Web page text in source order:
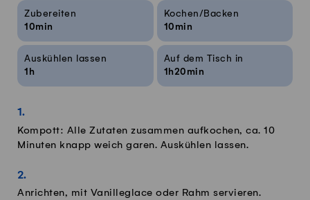
Rezeptinfos
Zubereiten
10min
Kochen/Backen
10min
Auskühlen lassen
1h
Auf dem Tisch in
1h20min
Kompott: Alle Zutaten zusammen aufkochen, ca. 10
Minuten knapp weich garen. Auskühlen lassen.
Anrichten, mit Vanilleglace oder Rahm servieren.